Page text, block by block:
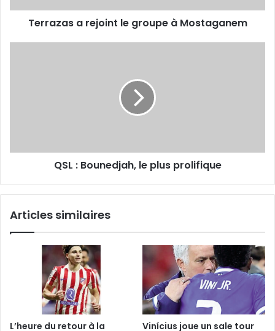
Terrazas a rejoint le groupe à Mostaganem
QSL : Bounedjah, le plus prolifique
Articles similaires
L’heure du retour à la Vinícius joue un sale tour